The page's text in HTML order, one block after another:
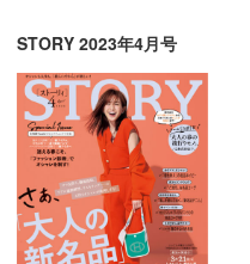
STORY 2023年4月号